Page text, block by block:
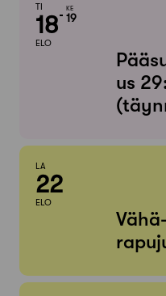
TI
18
ELO
KE
19
us
LA
22
ELO